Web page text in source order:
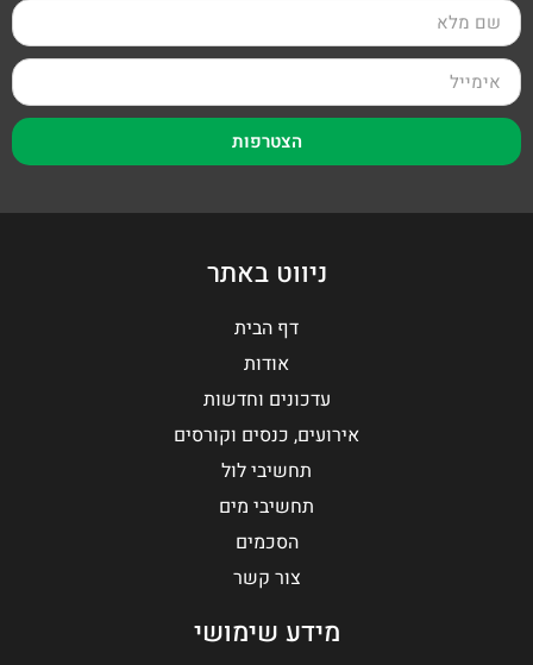
הצטרפות
ניווט באתר
דף הבית
אודות
עדכונים וחדשות
אירועים, כנסים וקורסים
תחשיבי לול
תחשיבי מים
הסכמים
צור קשר
מידע שימושי